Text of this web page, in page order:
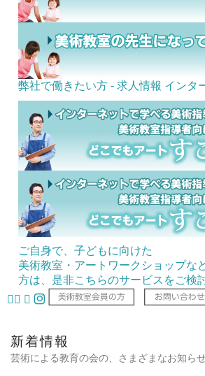
弊社で働きたい方 - 求人情報 インタ
ご自身で、子どもに向けた
美術教室・アートワークショップな
方は、是非こちらのサービスをご検
新着情報
芸術による教育の会の、さまざまなお知ら